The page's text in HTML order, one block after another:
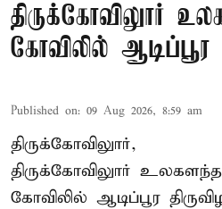
திருக்கோவிலுார்
கோவிலில் ஆடிப்பூர
Published on: 09 Aug 2026, 8:59 am
திருக்கோவிலுார்,
திருக்கோவிலுார்
கோவிலில் ஆடிப்பூர